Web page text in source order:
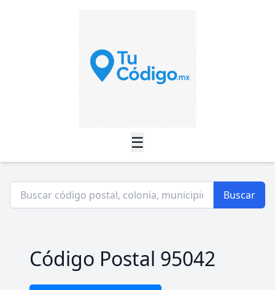
☰
Buscar
Código Postal 95042